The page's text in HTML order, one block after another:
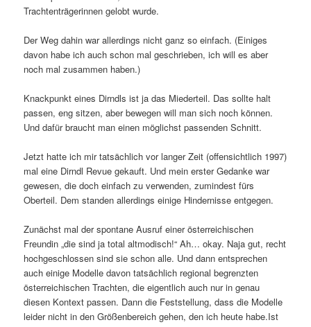
Trachtenträgerinnen gelobt wurde.
Der Weg dahin war allerdings nicht ganz so einfach. (Einiges
davon habe ich auch schon mal geschrieben, ich will es aber
noch mal zusammen haben.)
Knackpunkt eines Dirndls ist ja das Miederteil. Das sollte halt
passen, eng sitzen, aber bewegen will man sich noch können.
Und dafür braucht man einen möglichst passenden Schnitt.
Jetzt hatte ich mir tatsächlich vor langer Zeit (offensichtlich 1997)
mal eine Dirndl Revue gekauft. Und mein erster Gedanke war
gewesen, die doch einfach zu verwenden, zumindest fürs
Oberteil. Dem standen allerdings einige Hindernisse entgegen.
Zunächst mal der spontane Ausruf einer österreichischen
Freundin „die sind ja total altmodisch!“ Ah… okay. Naja gut, recht
hochgeschlossen sind sie schon alle. Und dann entsprechen
auch einige Modelle davon tatsächlich regional begrenzten
österreichischen Trachten, die eigentlich auch nur in genau
diesen Kontext passen. Dann die Feststellung, dass die Modelle
leider nicht in den Größenbereich gehen, den ich heute habe.Ist